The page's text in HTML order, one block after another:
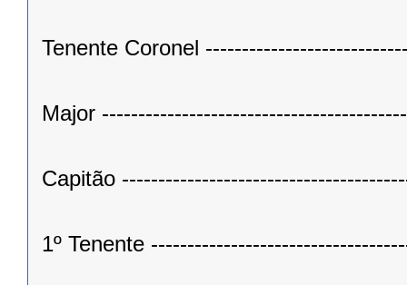
Tenente Coronel
Major
Capitão
1º Tenente